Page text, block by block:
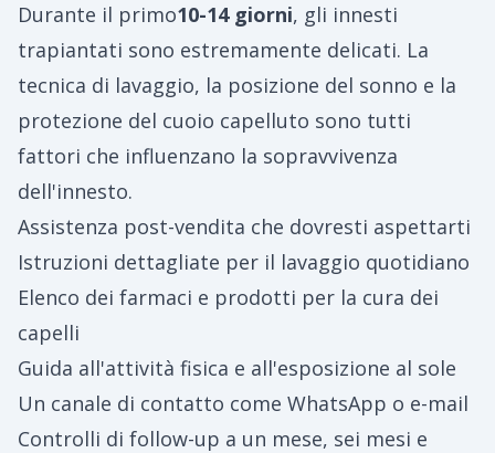
Durante il primo10-14 giorni, gli innesti
trapiantati sono estremamente delicati. La
tecnica di lavaggio, la posizione del sonno e la
protezione del cuoio capelluto sono tutti
fattori che influenzano la sopravvivenza
dell'innesto.
Assistenza post-vendita che dovresti aspettarti
Istruzioni dettagliate per il lavaggio quotidiano
Elenco dei farmaci e prodotti per la cura dei
capelli
Guida all'attività fisica e all'esposizione al sole
Un canale di contatto come WhatsApp o e-mail
Controlli di follow-up a un mese, sei mesi e